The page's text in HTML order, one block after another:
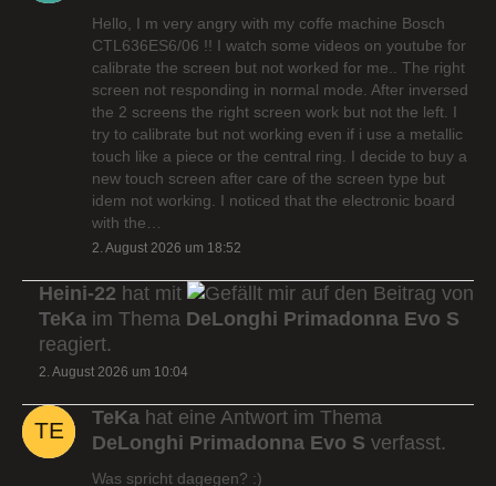
Hello, I m very angry with my coffe machine Bosch
CTL636ES6/06 !! I watch some videos on youtube for
calibrate the screen but not worked for me.. The right
screen not responding in normal mode. After inversed
the 2 screens the right screen work but not the left. I
try to calibrate but not working even if i use a metallic
touch like a piece or the central ring. I decide to buy a
new touch screen after care of the screen type but
idem not working. I noticed that the electronic board
with the…
2. August 2026 um 18:52
Heini-22 hat mit
auf den Beitrag von
TeKa im Thema DeLonghi Primadonna Evo S
reagiert.
2. August 2026 um 10:04
TeKa hat eine Antwort im Thema
DeLonghi Primadonna Evo S verfasst.
Was spricht dagegen? :)